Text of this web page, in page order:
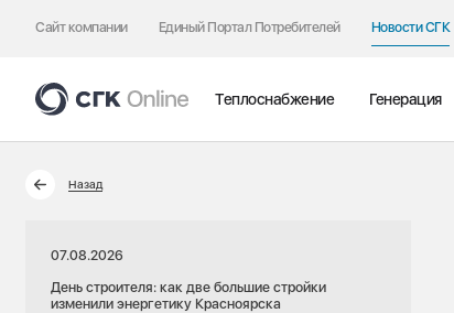
Сайт компании Единый Портал Потребителей Новости СГК
Теплоснабжение Генерация
Назад
07.08.2026
День строителя: как две большие стройки
изменили энергетику Красноярска